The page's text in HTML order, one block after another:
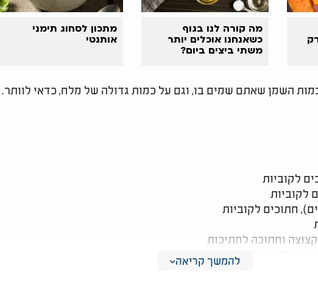
מה קורה לנו בגוף
כשאנחנו אוכלים יותר
משתי ביצים ביום?
מתכון לסחוג תימני
אותנטי
השמן שאתם שמים בו, וגם על כמות גדולה של מלח, כדאי לוותר.
להמשך קריאה